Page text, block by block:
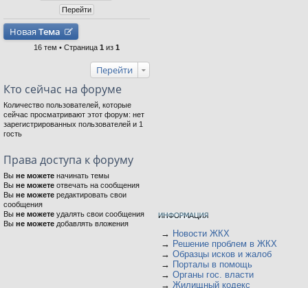
Новая Тема
16 тем • Страница 1 из 1
Перейти
Кто сейчас на форуме
Количество пользователей, которые
сейчас просматривают этот форум: нет
зарегистрированных пользователей и 1
гость
Права доступа к форуму
Вы не можете начинать темы
Вы не можете отвечать на сообщения
Вы не можете редактировать свои
сообщения
Вы не можете удалять свои сообщения
Вы не можете добавлять вложения
→ Новости ЖКХ
→ Решение проблем в ЖКХ
→ Образцы исков и жалоб
→ Порталы в помощь
→ Органы гос. власти
→ Жилищный кодекс